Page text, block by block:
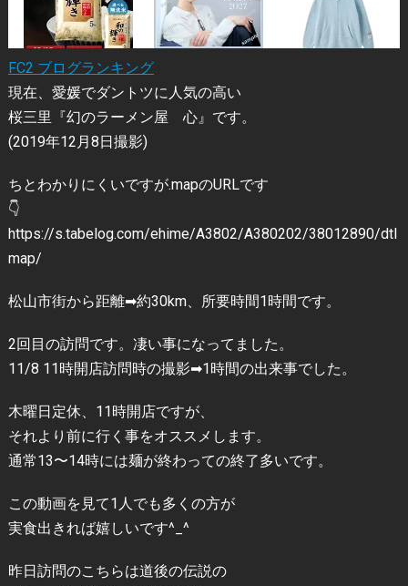
FC2 ブログランキング
現在、愛媛でダントツに人気の高い
桜三里『幻のラーメン屋 心』です。
(2019年12月8日撮影)
ちとわかりにくいですが.mapのURLです
👇
https://s.tabelog.com/ehime/A3802/A380202/38012890/dtl
map/
松山市街から距離➡︎約30km、所要時間1時間です。
2回目の訪問です。凄い事になってました。
11/8 11時開店訪問時の撮影➡︎1時間の出来事でした。
木曜日定休、11時開店ですが、
それより前に行く事をオススメします。
通常13〜14時には麺が終わっての終了多いです。
この動画を見て1人でも多くの方が
実食出きれば嬉しいです^_^
昨日訪問のこちらは道後の伝説の